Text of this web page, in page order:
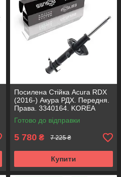
Посилена Стійка Acura RDX
(2016-) Акура РДХ. Передня.
Права. 3340164. KOREA
Аксусс!
Готово до відправки
5 780 ₴ 7 225 ₴
Купити